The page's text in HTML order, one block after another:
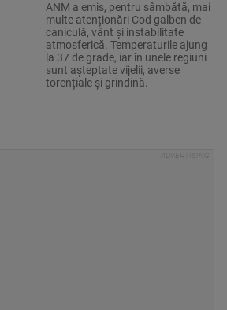
ANM a emis, pentru sâmbătă, mai
multe atenționări Cod galben de
caniculă, vânt și instabilitate
atmosferică. Temperaturile ajung
la 37 de grade, iar în unele regiuni
sunt așteptate vijelii, averse
torențiale și grindină.